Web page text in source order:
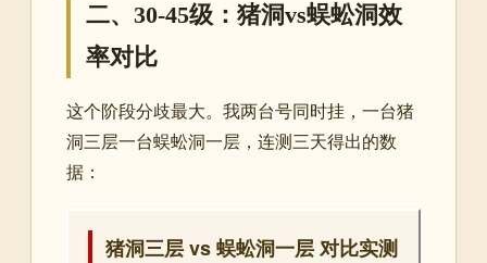
二、30-45级：猪洞vs蜈蚣洞效
率对比
这个阶段分歧最大。我两台号同时挂，一台猪
洞三层一台蜈蚣洞一层，连测三天得出的数
据：
猪洞三层 vs 蜈蚣洞一层 对比实测